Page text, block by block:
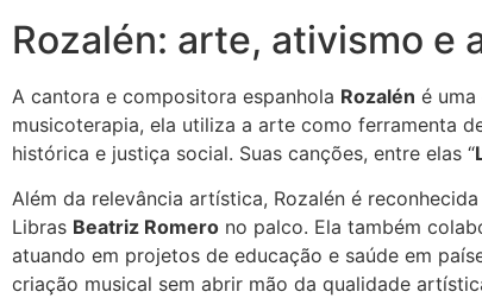
Rozalén: arte, ativismo e
A cantora e compositora espanhola Rozalén é
musicoterapia, ela utiliza a arte como ferramenta
histórica e justiça social. Suas canções, entre elas “
Além da relevância artística, Rozalén é
Libras Beatriz Romero no palco. Ela também
atuando em projetos de educação e saúde em
criação musical sem abrir mão da qualidade